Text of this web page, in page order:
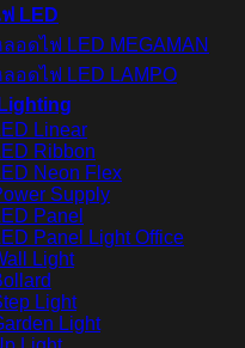
LED
อดไฟ LED MEGAMAN
อดไฟ LED LAMPO
Linear
Ribbon
Neon Flex
Supply
Panel
Panel Light Office
Light
Light
Light